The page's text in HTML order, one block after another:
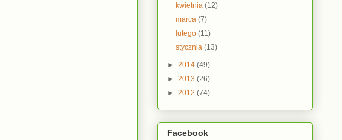
kwietnia(12)
marca(7)
lutego(11)
stycznia(13)
► 2014 (49)
► 2013 (26)
► 2012 (74)
Facebook